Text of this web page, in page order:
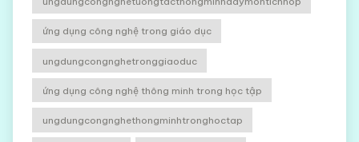
ứng dụng công nghệ trong giáo dục
ungdungcongnghetronggiaoduc
ứng dụng công nghệ thông minh trong học tập
ungdungcongnghethongminhtronghoctap